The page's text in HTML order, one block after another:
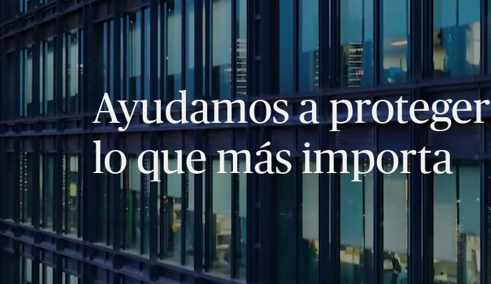
Ayudamos a proteger
lo que más importa